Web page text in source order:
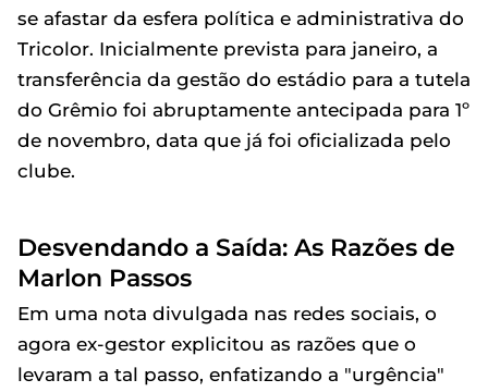
se afastar da esfera política e administrativa do
Tricolor. Inicialmente prevista para janeiro, a
transferência da gestão do estádio para a tutela
do Grêmio foi abruptamente antecipada para 1º
de novembro, data que já foi oficializada pelo
clube.
Desvendando a Saída: As Razões de
Marlon Passos
Em uma nota divulgada nas redes sociais, o
agora ex-gestor explicitou as razões que o
levaram a tal passo, enfatizando a "urgência"